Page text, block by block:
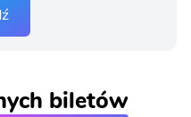
biletów